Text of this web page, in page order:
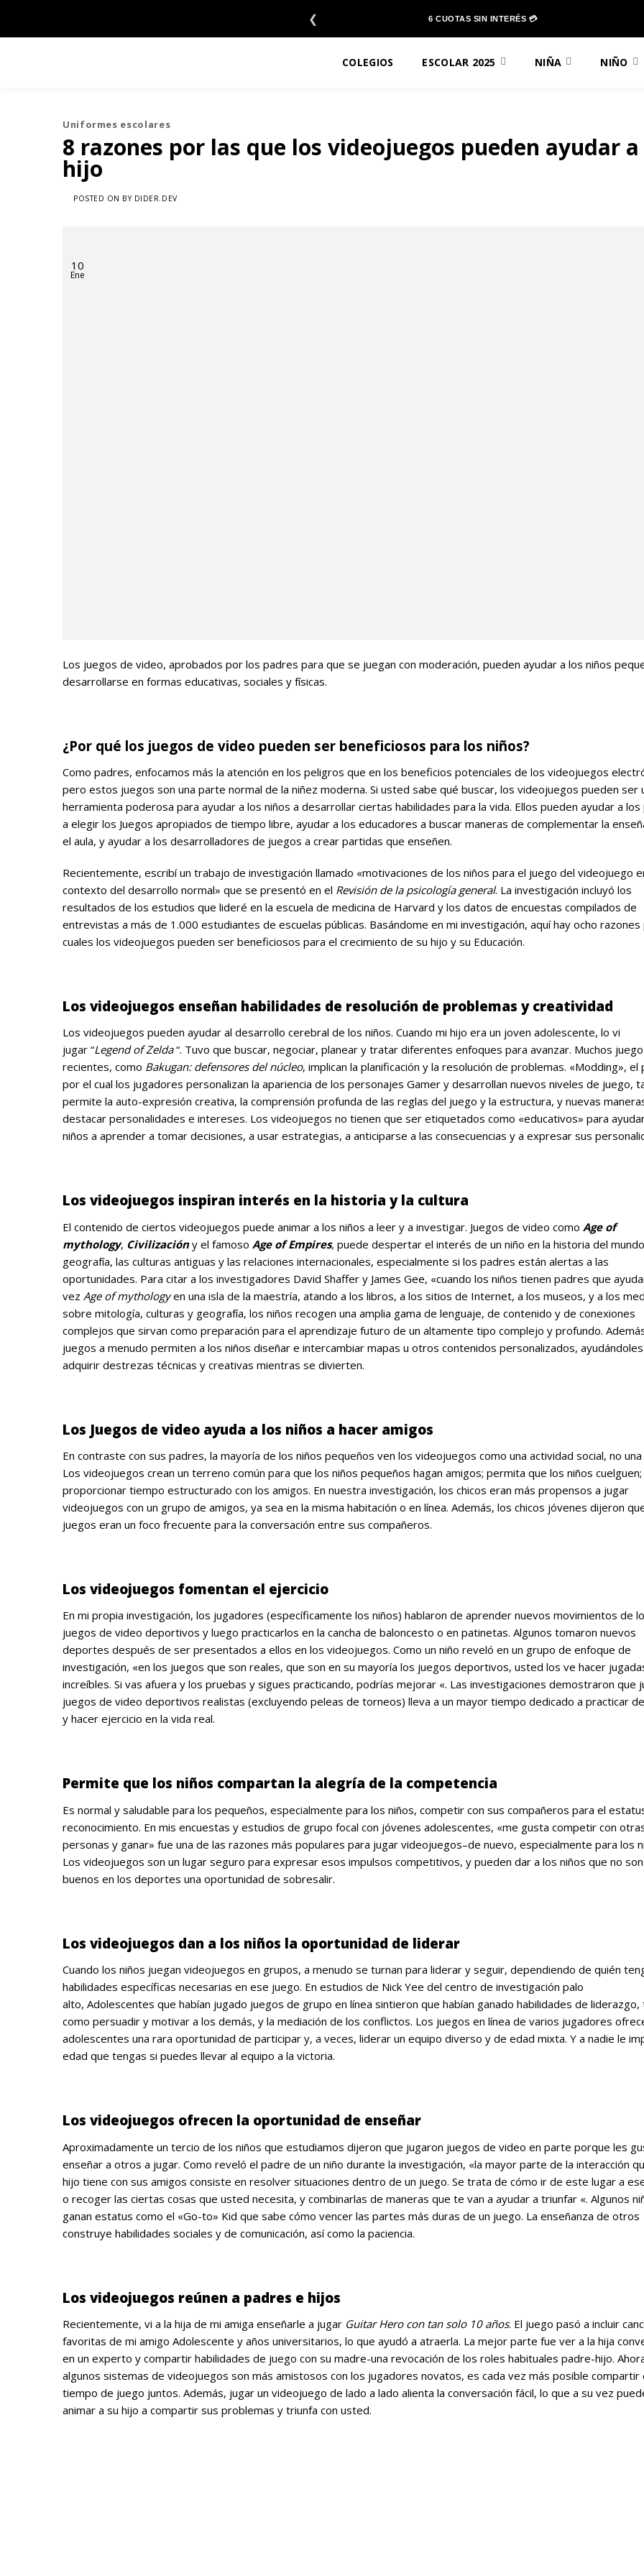
❮ 6 CUOTAS SIN INTERÉS 💳
COLEGIOS ESCOLAR 2025 NIÑA NIÑO
Uniformes escolares
8 razones por las que los videojuegos pueden ayudar
hijo
POSTED ON BY DIDER.DEV
10
Ene
Los juegos de video, aprobados por los padres para que se juegan con moderación, pueden ayudar a los niños
desarrollarse en formas educativas, sociales y físicas.
¿Por qué los juegos de video pueden ser beneficiosos para los niños?
Como padres, enfocamos más la atención en los peligros que en los beneficios potenciales de los videojuegos
pero estos juegos son una parte normal de la niñez moderna. Si usted sabe qué buscar, los videojuegos pueden ser
herramienta poderosa para ayudar a los niños a desarrollar ciertas habilidades para la vida. Ellos pueden ayudar a
a elegir los Juegos apropiados de tiempo libre, ayudar a los educadores a buscar maneras de complementar la
el aula, y ayudar a los desarrolladores de juegos a crear partidas que enseñen.
Recientemente, escribí un trabajo de investigación llamado «motivaciones de los niños para el juego del videojuego
contexto del desarrollo normal» que se presentó en el Revisión de la psicología general. La investigación incluyó los
resultados de los estudios que lideré en la escuela de medicina de Harvard y los datos de encuestas compilados de
entrevistas a más de 1.000 estudiantes de escuelas públicas. Basándome en mi investigación, aquí hay ocho razones
cuales los videojuegos pueden ser beneficiosos para el crecimiento de su hijo y su Educación.
Los videojuegos enseñan habilidades de resolución de problemas y creatividad
Los videojuegos pueden ayudar al desarrollo cerebral de los niños. Cuando mi hijo era un joven adolescente, lo vi
jugar “Legend of Zelda“. Tuvo que buscar, negociar, planear y tratar diferentes enfoques para avanzar. Muchos
recientes, como Bakugan: defensores del núcleo, implican la planificación y la resolución de problemas. «Modding», el
por el cual los jugadores personalizan la apariencia de los personajes Gamer y desarrollan nuevos niveles de juego,
permite la auto-expresión creativa, la comprensión profunda de las reglas del juego y la estructura, y nuevas
destacar personalidades e intereses. Los videojuegos no tienen que ser etiquetados como «educativos» para
niños a aprender a tomar decisiones, a usar estrategias, a anticiparse a las consecuencias y a expresar sus
Los videojuegos inspiran interés en la historia y la cultura
El contenido de ciertos videojuegos puede animar a los niños a leer y a investigar. Juegos de video como Age of
mythology, Civilizacióny el famoso Age of Empires, puede despertar el interés de un niño en la historia del
geografía, las culturas antiguas y las relaciones internacionales, especialmente si los padres están alertas a las
oportunidades. Para citar a los investigadores David Shaffer y James Gee, «cuando los niños tienen padres que
vez Age of mythologyen una isla de la maestría, atando a los libros, a los sitios de Internet, a los museos, y a los
sobre mitología, culturas y geografía, los niños recogen una amplia gama de lenguaje, de contenido y de conexiones
complejos que sirvan como preparación para el aprendizaje futuro de un altamente tipo complejo y profundo.
juegos a menudo permiten a los niños diseñar e intercambiar mapas u otros contenidos personalizados,
adquirir destrezas técnicas y creativas mientras se divierten.
Los Juegos de video ayuda a los niños a hacer amigos
En contraste con sus padres, la mayoría de los niños pequeños ven los videojuegos como una actividad social, no una
Los videojuegos crean un terreno común para que los niños pequeños hagan amigos; permita que los niños
proporcionar tiempo estructurado con los amigos. En nuestra investigación, los chicos eran más propensos a jugar
videojuegos con un grupo de amigos, ya sea en la misma habitación o en línea. Además, los chicos jóvenes dijeron
juegos eran un foco frecuente para la conversación entre sus compañeros.
Los videojuegos fomentan el ejercicio
En mi propia investigación, los jugadores (específicamente los niños) hablaron de aprender nuevos movimientos de
juegos de video deportivos y luego practicarlos en la cancha de baloncesto o en patinetas. Algunos tomaron nuevos
deportes después de ser presentados a ellos en los videojuegos. Como un niño reveló en un grupo de enfoque de
investigación, «en los juegos que son reales, que son en su mayoría los juegos deportivos, usted los ve hacer
increíbles. Si vas afuera y los pruebas y sigues practicando, podrías mejorar «. Las investigaciones demostraron que
juegos de video deportivos realistas (excluyendo peleas de torneos) lleva a un mayor tiempo dedicado a practicar
y hacer ejercicio en la vida real.
Permite que los niños compartan la alegría de la competencia
Es normal y saludable para los pequeños, especialmente para los niños, competir con sus compañeros para el
reconocimiento. En mis encuestas y estudios de grupo focal con jóvenes adolescentes, «me gusta competir con
personas y ganar» fue una de las razones más populares para jugar videojuegos–de nuevo, especialmente para los
Los videojuegos son un lugar seguro para expresar esos impulsos competitivos, y pueden dar a los niños que no son
buenos en los deportes una oportunidad de sobresalir.
Los videojuegos dan a los niños la oportunidad de liderar
Cuando los niños juegan videojuegos en grupos, a menudo se turnan para liderar y seguir, dependiendo de quién
habilidades específicas necesarias en ese juego. En estudios de Nick Yee del centro de investigación palo
alto, Adolescentes que habían jugado juegos de grupo en línea sintieron que habían ganado habilidades de liderazgo,
como persuadir y motivar a los demás, y la mediación de los conflictos. Los juegos en línea de varios jugadores
adolescentes una rara oportunidad de participar y, a veces, liderar un equipo diverso y de edad mixta. Y a nadie le
edad que tengas si puedes llevar al equipo a la victoria.
Los videojuegos ofrecen la oportunidad de enseñar
Aproximadamente un tercio de los niños que estudiamos dijeron que jugaron juegos de video en parte porque les
enseñar a otros a jugar. Como reveló el padre de un niño durante la investigación, «la mayor parte de la interacción
hijo tiene con sus amigos consiste en resolver situaciones dentro de un juego. Se trata de cómo ir de este lugar a
o recoger las ciertas cosas que usted necesita, y combinarlas de maneras que te van a ayudar a triunfar «. Algunos
ganan estatus como el «Go-to» Kid que sabe cómo vencer las partes más duras de un juego. La enseñanza de otros
construye habilidades sociales y de comunicación, así como la paciencia.
Los videojuegos reúnen a padres e hijos
Recientemente, vi a la hija de mi amiga enseñarle a jugar Guitar Hero con tan solo 10 años. El juego pasó a incluir
favoritas de mi amigo Adolescente y años universitarios, lo que ayudó a atraerla. La mejor parte fue ver a la hija
en un experto y compartir habilidades de juego con su madre-una revocación de los roles habituales padre-hijo.
algunos sistemas de videojuegos son más amistosos con los jugadores novatos, es cada vez más posible compartir
tiempo de juego juntos. Además, jugar un videojuego de lado a lado alienta la conversación fácil, lo que a su vez
animar a su hijo a compartir sus problemas y triunfa con usted.